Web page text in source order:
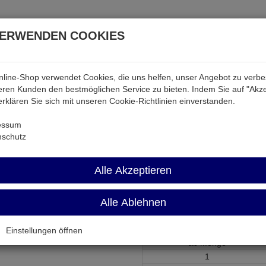
& Akkus Audio & Video Strom Tab &
MF25 22K
1
COOKIES
Shop verwendet Cookies, die uns helfen, unser Angebot zu
Kunden den bestmöglichen Service zu bieten. Indem Sie auf
Sie sich mit unseren Cookie-Richtlinien einverstanden.
Alle Akzeptieren
Alle Ablehnen
Einstellungen öffnen